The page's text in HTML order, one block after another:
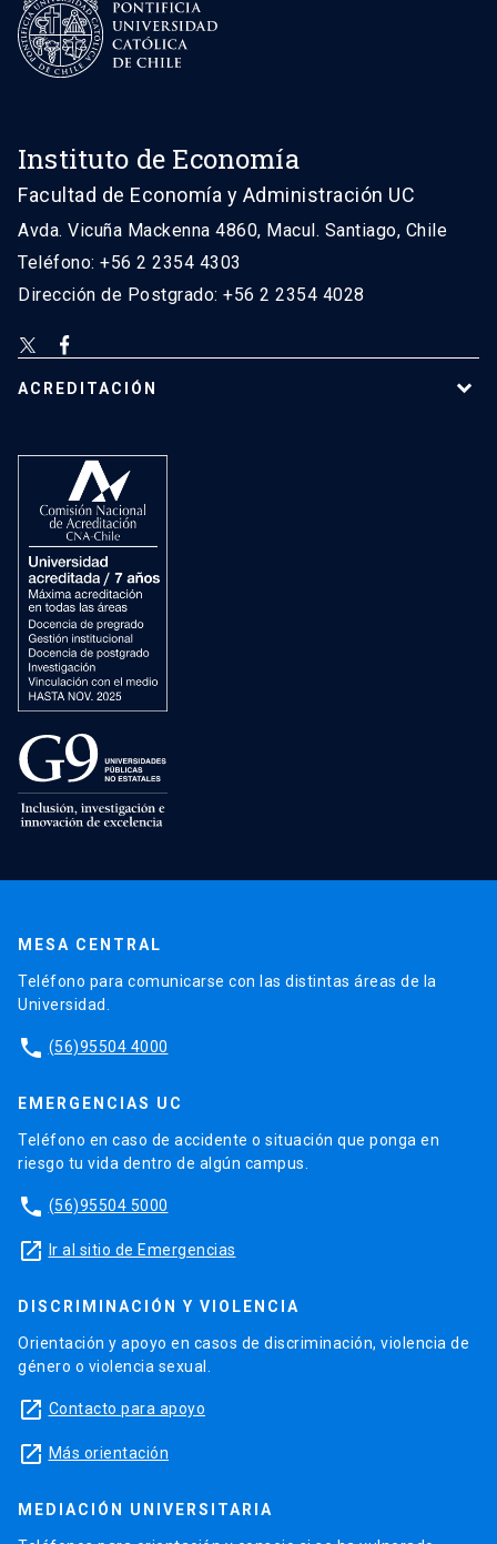
Instituto de Economía
Facultad de Economía y Administración UC
Avda. Vicuña Mackenna 4860, Macul. Santiago, Chile
Teléfono: +56 2 2354 4303
Dirección de Postgrado: +56 2 2354 4028
ACREDITACIÓN
MESA CENTRAL
Teléfono para comunicarse con las distintas áreas de la
Universidad.
phone (56)95504 4000
EMERGENCIAS UC
Teléfono en caso de accidente o situación que ponga en
riesgo tu vida dentro de algún campus.
phone (56)95504 5000
launch Ir al sitio de Emergencias
DISCRIMINACIÓN Y VIOLENCIA
Orientación y apoyo en casos de discriminación, violencia de
género o violencia sexual.
launch Contacto para apoyo
launch Más orientación
MEDIACIÓN UNIVERSITARIA